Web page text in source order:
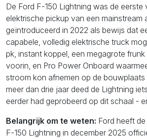
De Ford F-150 Lightning was de eerste
elektrische pickup van een
geïntroduceerd in 2022 als bewijs dat
capabele, volledig elektrische truck
pk, instant koppel, een megagrote
voorin, en Pro Power Onboard
stroom kon afnemen op de
meer dan drie jaar deed de Lightning
eerder had geprobeerd op dit schaal -
Belangrijk om te weten: Ford heeft
F-150 Lightning in december 2025